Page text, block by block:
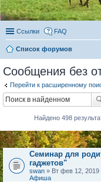
Ссылки FAQ
Список форумов
Сообщения без
Перейти к расширенному
Найдено 498
Семинар для
гаджетов"
swan » Вт фев 12,
Афиша